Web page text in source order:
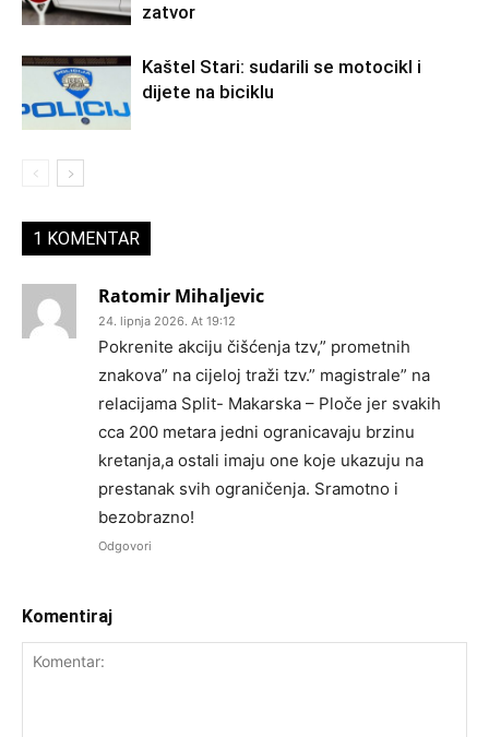
zatvor
Kaštel Stari: sudarili se motocikl i
dijete na biciklu
1 KOMENTAR
Ratomir Mihaljevic
24. lipnja 2026. At 19:12
Pokrenite akciju čišćenja tzv,” prometnih
znakova” na cijeloj traži tzv.” magistrale” na
relacijama Split- Makarska – Ploče jer svakih
cca 200 metara jedni ogranicavaju brzinu
kretanja,a ostali imaju one koje ukazuju na
prestanak svih ograničenja. Sramotno i
bezobrazno!
Odgovori
Komentiraj